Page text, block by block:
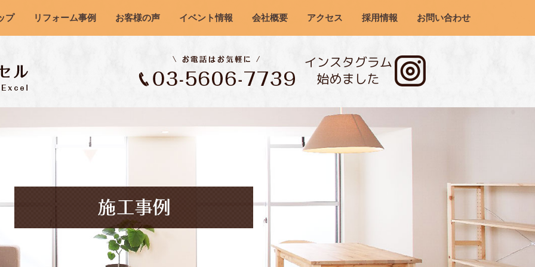
プ リフォーム事例 お客様の声 イベント情報 会社概要 アクセス 採用情報 お問い合わせ